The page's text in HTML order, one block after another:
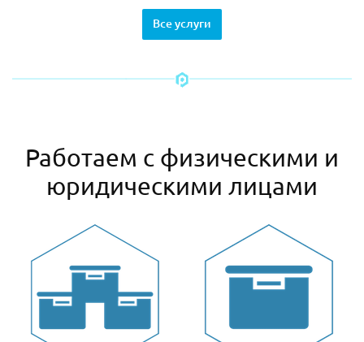
Все услуги
Работаем с физическими и
юридическими лицами